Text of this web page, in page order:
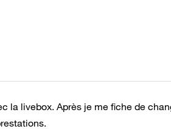
la livebox. Après je me fiche de